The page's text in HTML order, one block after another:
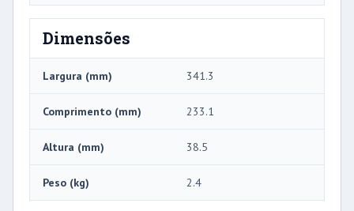
Dimensões
Largura (mm) 341.3
Comprimento (mm) 233.1
Altura (mm) 38.5
Peso (kg) 2.4